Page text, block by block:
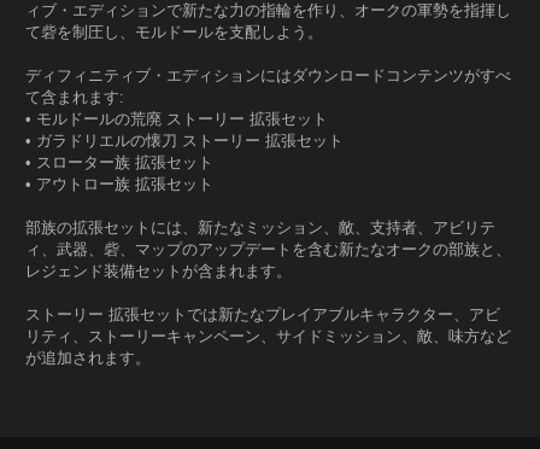
ィブ・エディションで新たな力の指輪を作り、オークの軍勢を指揮し
て砦を制圧し、モルドールを支配しよう。
ディフィニティブ・エディションにはダウンロードコンテンツがすべ
て含まれます:
• モルドールの荒廃 ストーリー 拡張セット
• ガラドリエルの懐刀 ストーリー 拡張セット
• スローター族 拡張セット
• アウトロー族 拡張セット
部族の拡張セットには、新たなミッション、敵、支持者、アビリテ
ィ、武器、砦、マップのアップデートを含む新たなオークの部族と、
レジェンド装備セットが含まれます。
ストーリー 拡張セットでは新たなプレイアブルキャラクター、アビ
リティ、ストーリーキャンペーン、サイドミッション、敵、味方など
が追加されます。